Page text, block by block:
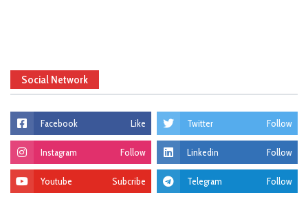
Social Network
Facebook Like Twitter Follow
Instagram Follow Linkedin Follow
Youtube Subcribe Telegram Follow